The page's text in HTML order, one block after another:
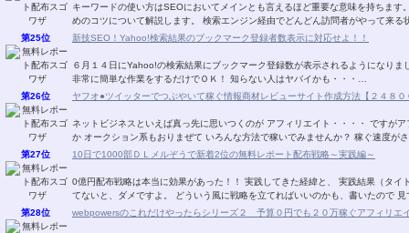
キーワードの使い方はSEOにおいてメインとも言えるほど重要な意味を持ちます。 狙ったキーワードで検索エンジンに上位表示させ
めのコツについて解説します。 検索エンジン経由でどんどん訪問者
第25位
新技SEO！Yahoo!検索結果のブックマーク登録者数表示に対応せよ！！
６月１４日にYahoo!の検索結果にブックマーク登録数が表示されるようになり
非常に簡単な作業をするだけでＯＫ！ 知らない人はヤバイかも・・・…
第26位
ヤフオ●ツイッターでつぶやいて稼ぐ情報商材レビューサイト作成方法【２４８
ネットビジネスといえば真っ先に思いつくのが アフィリエイト・・・・ ですがアフィリエイトでも こんな オークション系はいかがです
か オークション系もおりまぜて いろんな方法で稼いでみませんか？
第27位
10日で1000部ＤＬメルぞうで新着2位の無料レポート配布戦略～実践編～
0億円配布戦略は本当に効果があった！！ 実践してきた経緯と、 実践結果（タイトル）までを書いています♪ いやぁ。 ちゃんと、戦略立
てないと、ダメですよ。 どういう風に戦略を立てればいいのかも、書いた
第28位
webpowersのこれだけやったらシリーズ２ 予算０円でも２０万稼ぐアフィリエ